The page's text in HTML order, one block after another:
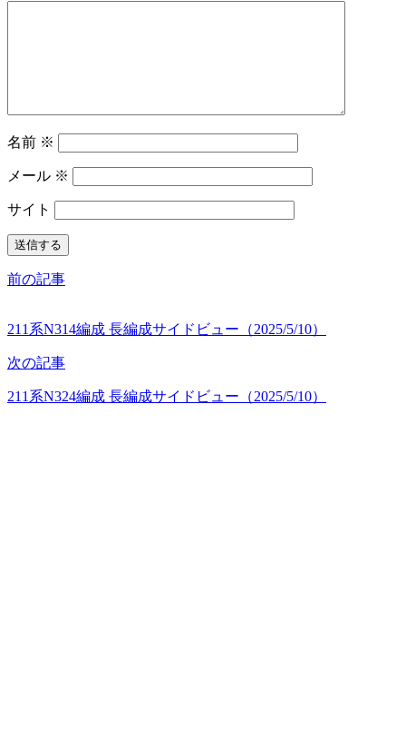
名前 ※
メール ※
サイト
前の記事
211系N314編成 長編成サイドビュー（2025/5/10）
次の記事
211系N324編成 長編成サイドビュー（2025/5/10）